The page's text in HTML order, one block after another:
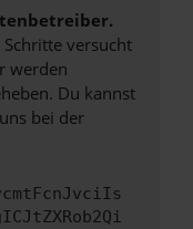
versucht
werden
Du kannst
bei der